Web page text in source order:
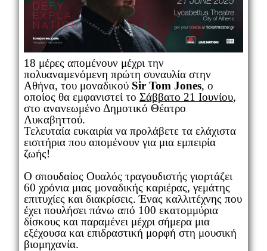
18 μέρες απομένουν μέχρι την
πολυαναμενόμενη πρώτη συναυλία στην
Αθήνα, του μοναδικού Sir Tom Jones, ο
οποίος θα εμφανιστεί το Σάββατο 21 Ιουνίου,
στο ανανεωμένο Δημοτικό Θέατρο
Λυκαβηττού.
Τελευταία ευκαιρία να προλάβετε τα ελάχιστα
εισιτήρια που απομένουν για μια εμπειρία
ζωής!
Ο σπουδαίος Ουαλός τραγουδιστής γιορτάζει
60 χρόνια μιας μοναδικής καριέρας, γεμάτης
επιτυχίες και διακρίσεις. Ένας καλλιτέχνης που
έχει πουλήσει πάνω από 100 εκατομμύρια
δίσκους και παραμένει μέχρι σήμερα μια
εξέχουσα και επιδραστική μορφή στη μουσική
βιομηχανία.